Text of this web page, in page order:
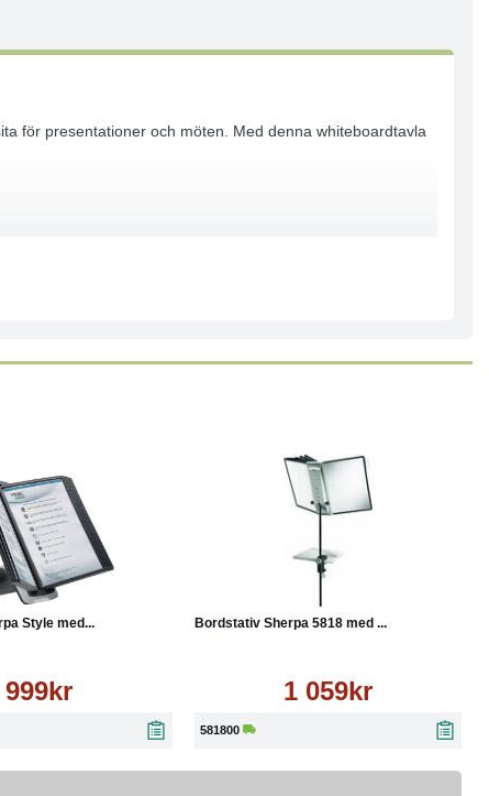
för presentationer och möten. Med denna whiteboardtavla
Style med...
999kr
Bordstativ Sherpa 5818 med ...
1 059kr
581800